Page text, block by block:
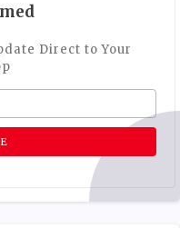
Direct to Your